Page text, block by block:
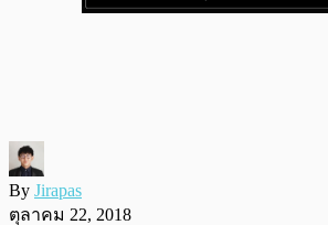
By Jirapas
ตุลาคม 22, 2018